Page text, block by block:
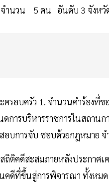
จำนวน 5 คน อันดับ 3 จังห
ครอบครัว 1. จำนวนคำร้องที่
ดการบริหารราชการในสถา
อบการจับ ชอบด้วยกฎหมาย
ถิติคดีสะสมภายหลังประกาศ
คดีที่ขึ้นสู่การพิจารณา ทั้งหม